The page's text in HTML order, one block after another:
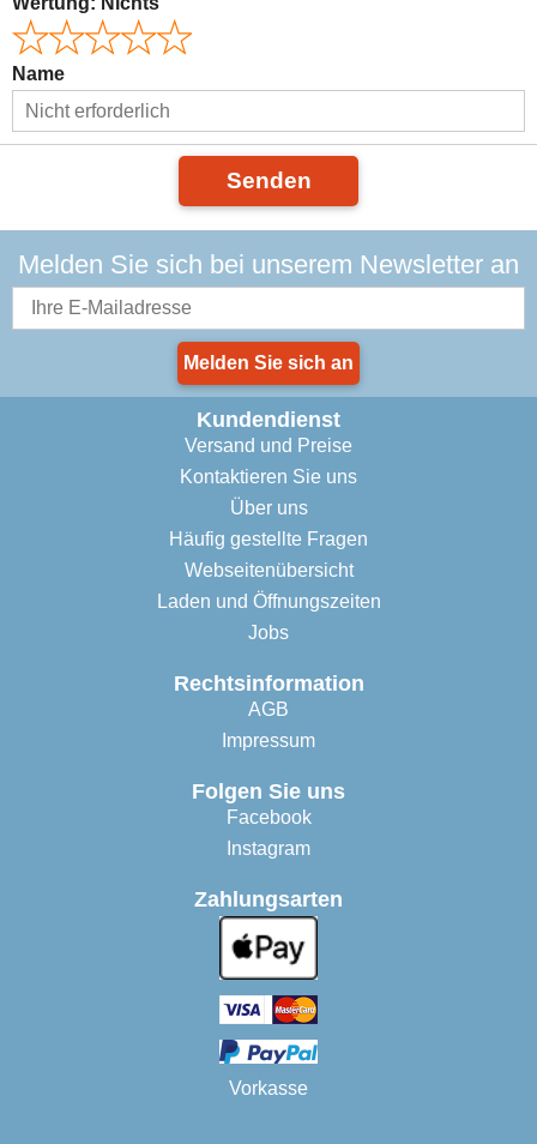
Name
Senden
Melden Sie sich bei unserem Newsletter an
Melden Sie sich an
Kundendienst
Versand und Preise
Kontaktieren Sie uns
Über uns
Häufig gestellte Fragen
Webseitenübersicht
Laden und Öffnungszeiten
Jobs
Rechtsinformation
AGB
Impressum
Folgen Sie uns
Facebook
Instagram
Zahlungsarten
Vorkasse